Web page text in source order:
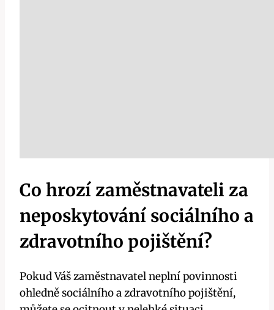
Co hrozí zaměstnavateli za
neposkytování sociálního a
zdravotního pojištění?
Pokud Váš zaměstnavatel neplní povinnosti
ohledně sociálního a zdravotního pojištění,